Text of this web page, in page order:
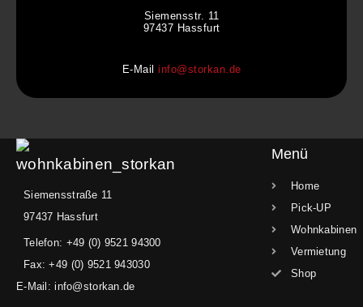
Siemensstr. 11
97437 Hassfurt
E-Mail info@storkan.de
Siemensstraße 11
97437 Hassfurt
Telefon: +49 (0) 9521 94300
Fax: +49 (0) 9521 943030
E-Mail: info@storkan.de
Menü
Home
Pick-UP
Wohnkabinen
Vermietung
Shop